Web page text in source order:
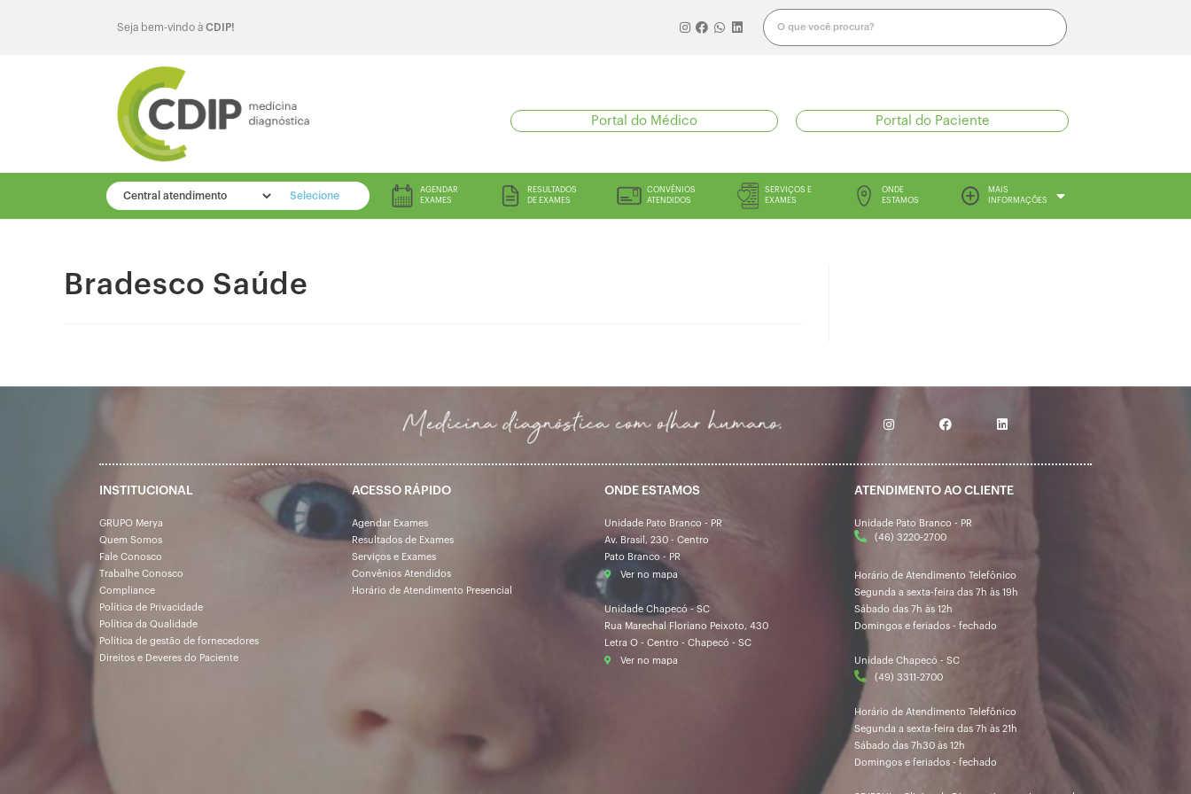
Seja bem-vindo à CDIP!
Portal do Médico Portal do Paciente
Selecione
AGENDAR
EXAMES
RESULTADOS
DE EXAMES
CONVÊNIOS
ATENDIDOS
SERVIÇOS E
EXAMES
ONDE
ESTAMOS
MAIS
INFORMAÇÕES
Bradesco Saúde
INSTITUCIONAL
GRUPO Merya
Quem Somos
Fale Conosco
Trabalhe Conosco
Compliance
Política de Privacidade
Política da Qualidade
Política de gestão de fornecedores
Direitos e Deveres do Paciente
ACESSO RÁPIDO
Agendar Exames
Resultados de Exames
Serviços e Exames
Convênios Atendidos
Horário de Atendimento Presencial
ONDE ESTAMOS
Unidade Pato Branco - PR
Av. Brasil, 230 - Centro
Pato Branco - PR
Ver no mapa
Unidade Chapecó - SC
Rua Marechal Floriano Peixoto, 430
Letra O - Centro - Chapecó - SC
Ver no mapa
ATENDIMENTO AO CLIENTE
Unidade Pato Branco - PR
(46) 3220-2700
Horário de Atendimento Telefônico
Segunda a sexta-feira das 7h às 19h
Sábado das 7h às 12h
Domingos e feriados - fechado
Unidade Chapecó - SC
(49) 3311-2700
Horário de Atendimento Telefônico
Segunda a sexta-feira das 7h às 21h
Sábado das 7h30 às 12h
Domingos e feriados - fechado